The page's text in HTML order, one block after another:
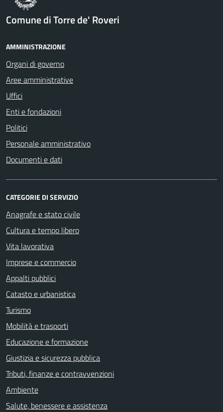
Comune di Torre de' Roveri
AMMINISTRAZIONE
Organi di governo
Aree amministrative
Uffici
Enti e fondazioni
Politici
Personale amministrativo
Documenti e dati
CATEGORIE DI SERVIZIO
Anagrafe e stato civile
Cultura e tempo libero
Vita lavorativa
Imprese e commercio
Appalti pubblici
Catasto e urbanistica
Turismo
Mobilità e trasporti
Educazione e formazione
Giustizia e sicurezza pubblica
Tributi, finanze e contravvenzioni
Ambiente
Salute, benessere e assistenza